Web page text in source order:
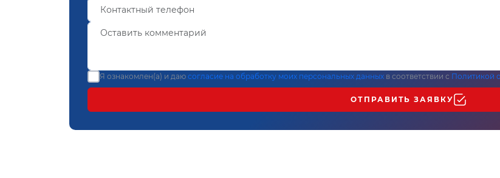
Я ознакомлен(а) и даю согласие на обработку моих персональных данных в соответствии с Политикой
ОТПРАВИТЬ ЗАЯВКУ